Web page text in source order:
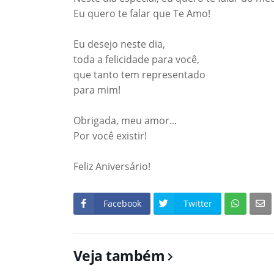
Eu quero te falar que Te Amo!
Eu desejo neste dia,
toda a felicidade para você,
que tanto tem representado
para mim!
Obrigada, meu amor...
Por você existir!
Feliz Aniversário!
Facebook Twitter
Veja também